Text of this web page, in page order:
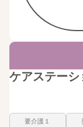
ケアステー
要介護１